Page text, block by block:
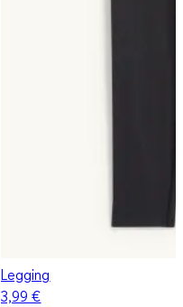
Legging
3,99 €